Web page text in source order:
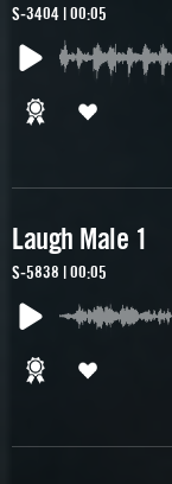
S-3404 | 00:05
Laugh Male 1
S-5838 | 00:05